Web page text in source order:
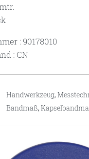
: 90178010
: CN
Handwerkzeug,
Bandmaß,